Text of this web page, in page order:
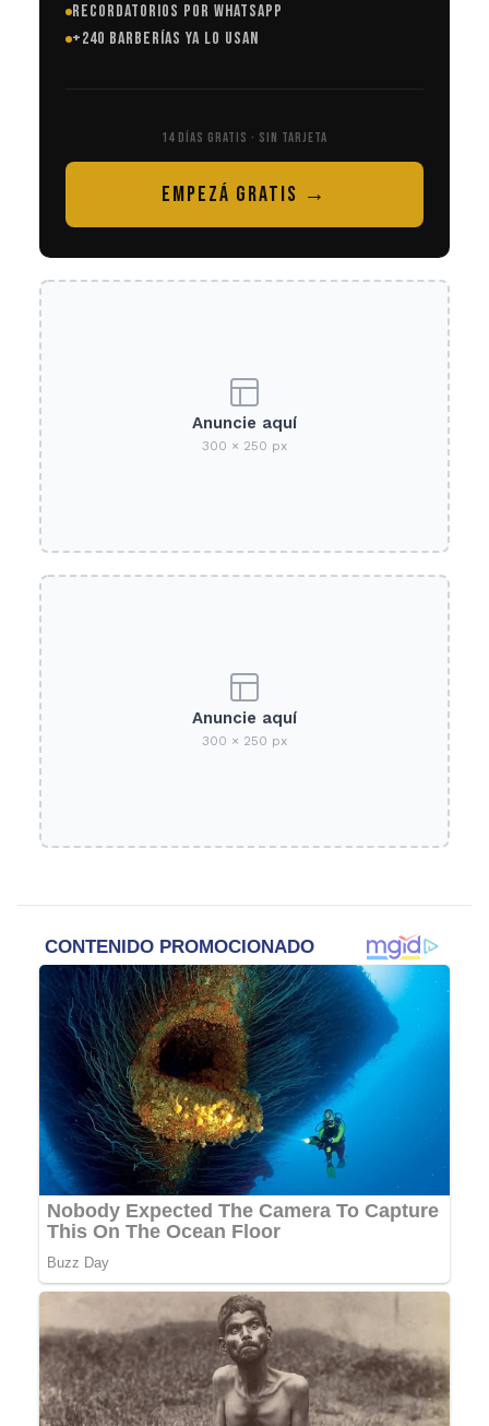
RECORDATORIOS POR WHATSAPP
+240 BARBERÍAS YA LO USAN
14 DÍAS GRATIS · SIN TARJETA
EMPEZÁ GRATIS →
Anuncie aquí
300 × 250 px
Anuncie aquí
300 × 250 px